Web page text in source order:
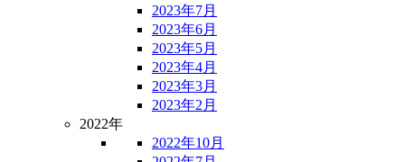
2023年7月
2023年6月
2023年5月
2023年4月
2023年3月
2023年2月
2022年
2022年10月